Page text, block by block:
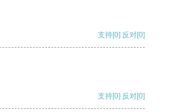
支持[0] 反对[0]
支持[0] 反对[0]